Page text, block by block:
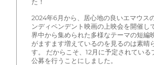
た！
2024年6月から、居心地の良いエマウス
ンディペンデント映画の上映会を開催し
界中から集められた多様なテーマの短編
がますます増えているのを見るのは素晴
す。 だからこそ、12月に予定されている
公募を行うことにしました。